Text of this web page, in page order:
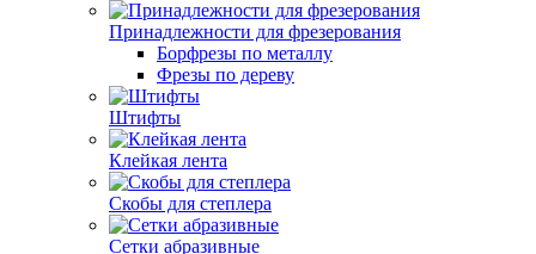
Принадлежности для фрезерования
Борфрезы по металлу
Фрезы по дереву
Штифты
Клейкая лента
Скобы для степлера
Сетки абразивные